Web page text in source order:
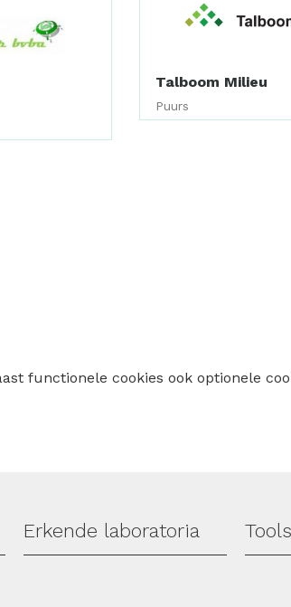
Talboom Milieu
Puurs
functionele cookies ook optionele
Erkende laboratoria Tools